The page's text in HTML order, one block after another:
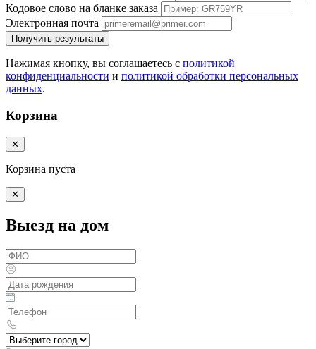
Кодовое слово на бланке заказа
Электронная почта
Получить результаты
Нажимая кнопку, вы соглашаетесь с политикой
конфиденциальности и политикой обработки персональных
данных.
Корзина
✕
Корзина пуста
✕
Выезд на дом